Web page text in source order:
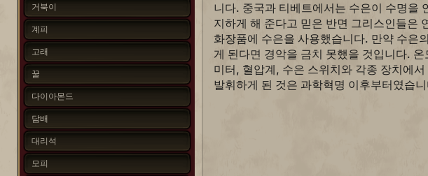
거북이
계피
고래
꿀
다이아몬드
담배
대리석
모피
니다. 중국과 티베트에서는 수은이 수명을
지하게 해 준다고 믿은 반면 그리스인들은
화장품에 수은을 사용했습니다. 만약 수은
게 된다면 경악을 금치 못했을 것입니다.
미터, 혈압계, 수은 스위치와 각종 장치에
발휘하게 된 것은 과학혁명 이후부터였습